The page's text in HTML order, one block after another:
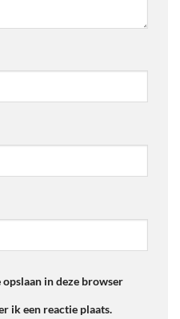
in deze browser
ik een reactie plaats.